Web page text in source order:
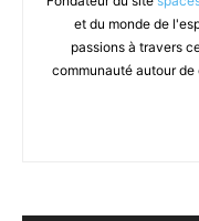
et du monde de
passions à travers
communauté autour de